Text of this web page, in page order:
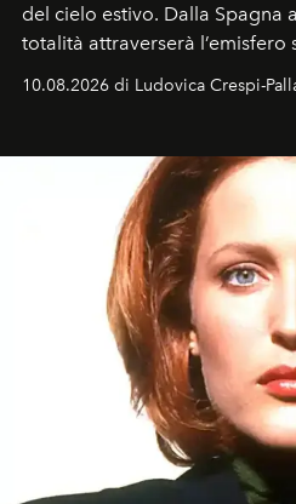
del cielo estivo. Dalla Spagna
totalità attraverserà
spettacolare al Nord. Orari,
10.08.2026 di Ludovica Crespi-